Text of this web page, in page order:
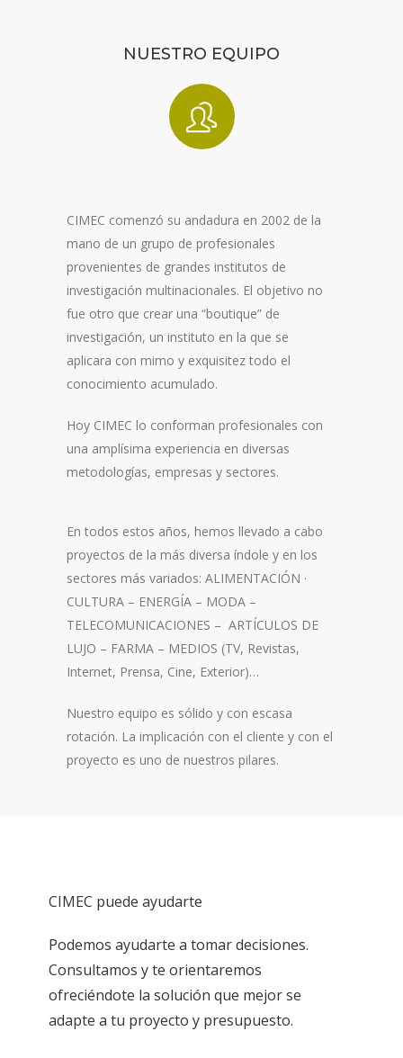
NUESTRO EQUIPO
CIMEC comenzó su andadura en 2002 de la
mano de un grupo de profesionales
provenientes de grandes institutos de
investigación multinacionales. El objetivo no
fue otro que crear una “boutique” de
investigación, un instituto en la que se
aplicara con mimo y exquisitez todo el
conocimiento acumulado.
Hoy CIMEC lo conforman profesionales con
una amplísima experiencia en diversas
metodologías, empresas y sectores.
En todos estos años, hemos llevado a cabo
proyectos de la más diversa índole y en los
sectores más variados: ALIMENTACIÓN ·
CULTURA – ENERGÍA – MODA –
TELECOMUNICACIONES – ARTÍCULOS DE
LUJO – FARMA – MEDIOS (TV, Revistas,
Internet, Prensa, Cine, Exterior)…
Nuestro equipo es sólido y con escasa
rotación. La implicación con el cliente y con el
proyecto es uno de nuestros pilares.
CIMEC puede ayudarte
Podemos ayudarte a tomar decisiones.
Consultamos y te orientaremos
ofreciéndote la solución que mejor se
adapte a tu proyecto y presupuesto.